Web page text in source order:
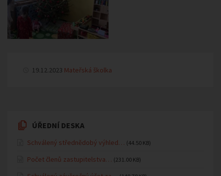
19.12.2023 Mateřská školka
ÚŘEDNÍ DESKA
Schválený střednědobý výhled… (44.50 KB)
Počet členů zastupitelstva… (231.00 KB)